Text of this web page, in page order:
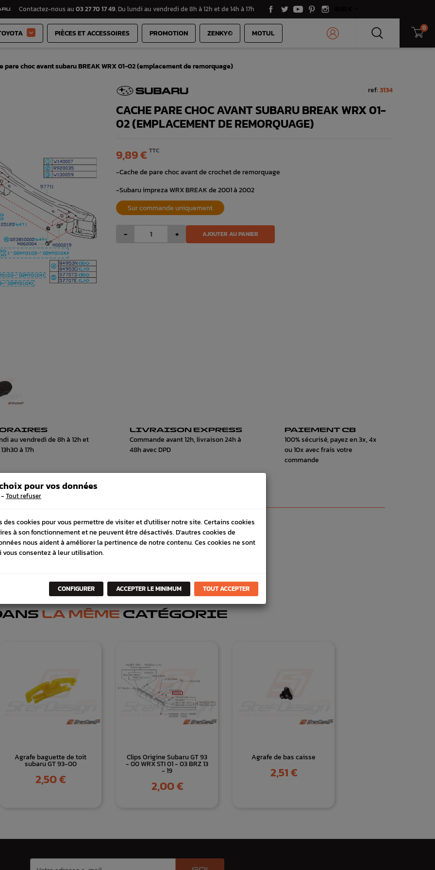
Contactez-nous au 03 27 70 17 49. Du lundi au vendredi de 8h à 12h et de 14h à 17h
 PIÈCES ET ACCESSOIRES PROMOTION ZENKY© MOTUL 0
pare choc avant subaru BREAK WRX 01-02 (emplacement de remorquage)
ref:3134
CACHE PARE CHOC AVANT SUBARU BREAK WRX 01-
02 (EMPLACEMENT DE REMORQUAGE)
9,89 € TTC
-Cache de pare choc avant de crochet de remorquage
-Subaru impreza WRX BREAK de 2001 à 2002
Sur commande uniquement
- + AJOUTER AU PANIER
au vendredi de 8h à 12h et
à 17h
LIVRAISON EXPRESS
Commande avant 12h, livraison 24h à
48h avec DPD
PAIEMENT CB
100% sécurisé, payez en 3x, 4x
ou 10x avec frais votre
commande
LA MÊMECATÉGORIE
Agrafe baguette de toit
subaru GT 93-00
Prix
2,50 €
Clips Origine Subaru GT 93
- 00 WRX STI 01 - 03 BRZ 13
- 19
Prix
2,00 €
Agrafe de bas caisse
Prix
2,51 €
pour vos données
- Tout refuser
des cookies pour vous permettre de visiter et d'utiliser notre site. Certains cookies
à son fonctionnement et ne peuvent être désactivés. D'autres cookies de
nous aident à améliorer la pertinence de notre contenu. Ces cookies ne sont
vous consentez à leur utilisation.
CONFIGURER ACCEPTER LE MINIMUM TOUT ACCEPTER